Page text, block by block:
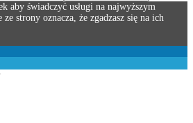
aby świadczyć usługi na najwyższym
strony oznacza, że zgadzasz się na ich